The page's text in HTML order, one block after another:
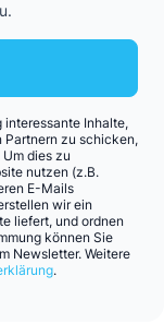
interessante Inhalte,
Partnern zu schicken,
dies zu
nutzen (z.B.
E-Mails
wir ein
liefert, und ordnen
können Sie
Newsletter. Weitere
.